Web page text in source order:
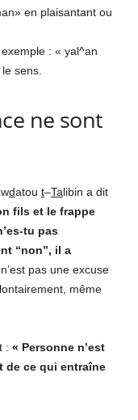
en plaisantant ou
: « yal^an
sens.
ne sont
datou t–Talibin a dit
fils et le frappe
tu pas
“non”, il a
pas une excuse
même
: « Personne n’est
de ce qui entraîne